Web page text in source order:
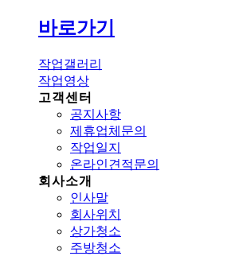
바로가기
작업갤러리
작업영상
고객센터
공지사항
제휴업체문의
작업일지
온라인견적문의
회사소개
인사말
회사위치
상가청소
주방청소